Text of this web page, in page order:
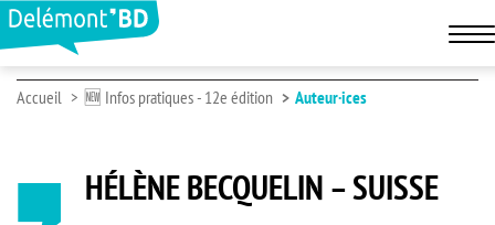
Accueil 🆕 Infos pratiques - 12e édition Auteur·ices
HÉLÈNE BECQUELIN – SUISSE